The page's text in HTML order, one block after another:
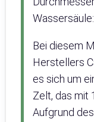
Bei diesem
Herstellers
es sich um
Zelt, das mit
Aufgrund